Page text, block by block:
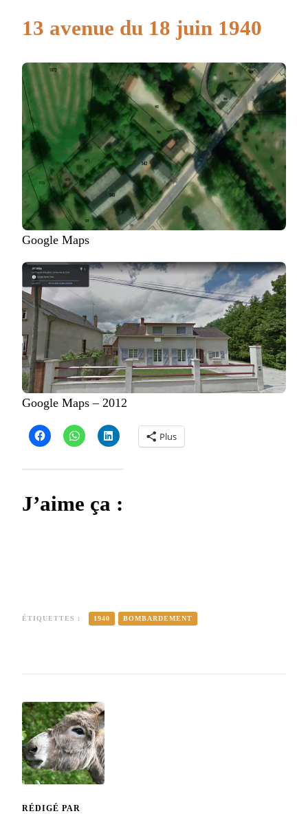
13 avenue du 18 juin 1940
Google Maps
Google Maps – 2012
Plus
J’aime ça :
ÉTIQUETTES : 1940 BOMBARDEMENT
RÉDIGÉ PAR